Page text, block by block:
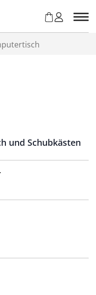
und Schubkästen